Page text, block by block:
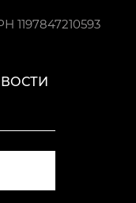
1197847210593